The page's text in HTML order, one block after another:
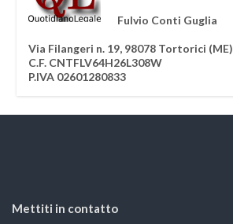
Fulvio Conti Guglia
Via Filangeri n. 19, 98078 Tortorici (ME)
C.F. CNTFLV64H26L308W
P.IVA 02601280833
Mettiti in contatto